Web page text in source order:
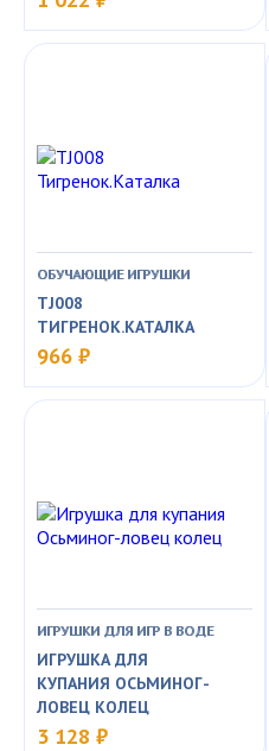
ОБУЧАЮЩИЕ ИГРУШКИ
TJ008
ТИГРЕНОК.КАТАЛКА
966 ₽
ИГРУШКИ ДЛЯ ИГР В ВОДЕ
ИГРУШКА ДЛЯ
КУПАНИЯ ОСЬМИНОГ-
ЛОВЕЦ КОЛЕЦ
3 128 ₽